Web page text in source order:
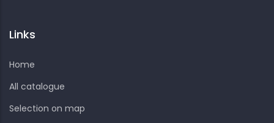
Links
Home
All catalogue
Selection on map